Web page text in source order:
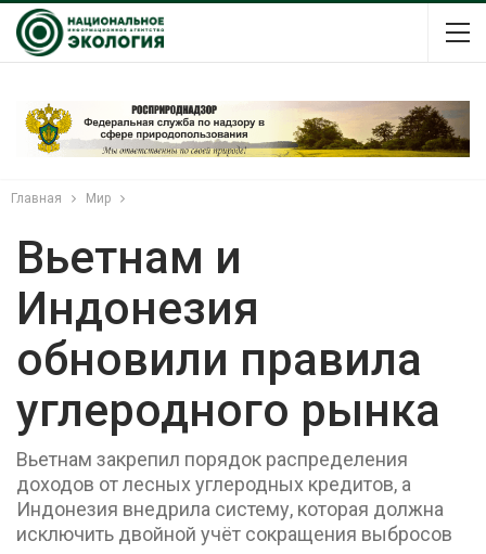
Главная Мир
Вьетнам и
Индонезия
обновили правила
углеродного рынка
Вьетнам закрепил порядок распределения
доходов от лесных углеродных кредитов, а
Индонезия внедрила систему, которая должна
исключить двойной учёт сокращения выбросов